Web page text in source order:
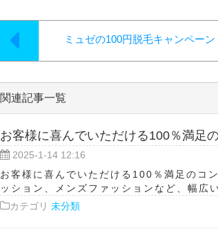
ミュゼの100円脱毛キャンペーン
関連記事一覧
お客様に喜んでいただける100％満足
2025-1-14 12:16
お客様に喜んでいただける100％満足のコ
ッション、メンズファッションなど、幅広
カテゴリ 未分類